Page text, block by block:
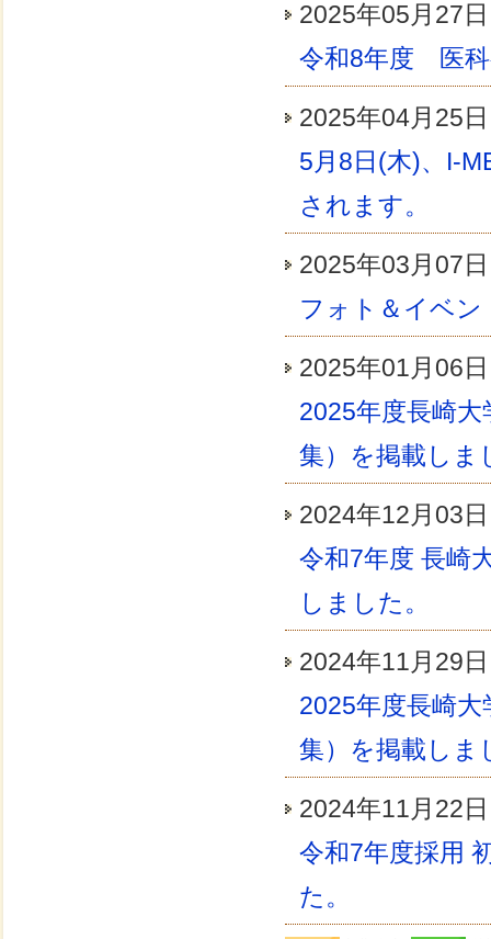
2025年05月
令和8年度 医科
2025年04月
5月8日(木)、I-
されます。
2025年03月
フォト＆イベン
2025年01月
2025年度長崎
集）を掲載しま
2024年12月
令和7年度 長崎
しました。
2024年11月
2025年度長崎
集）を掲載しま
2024年11月
令和7年度採用
た。